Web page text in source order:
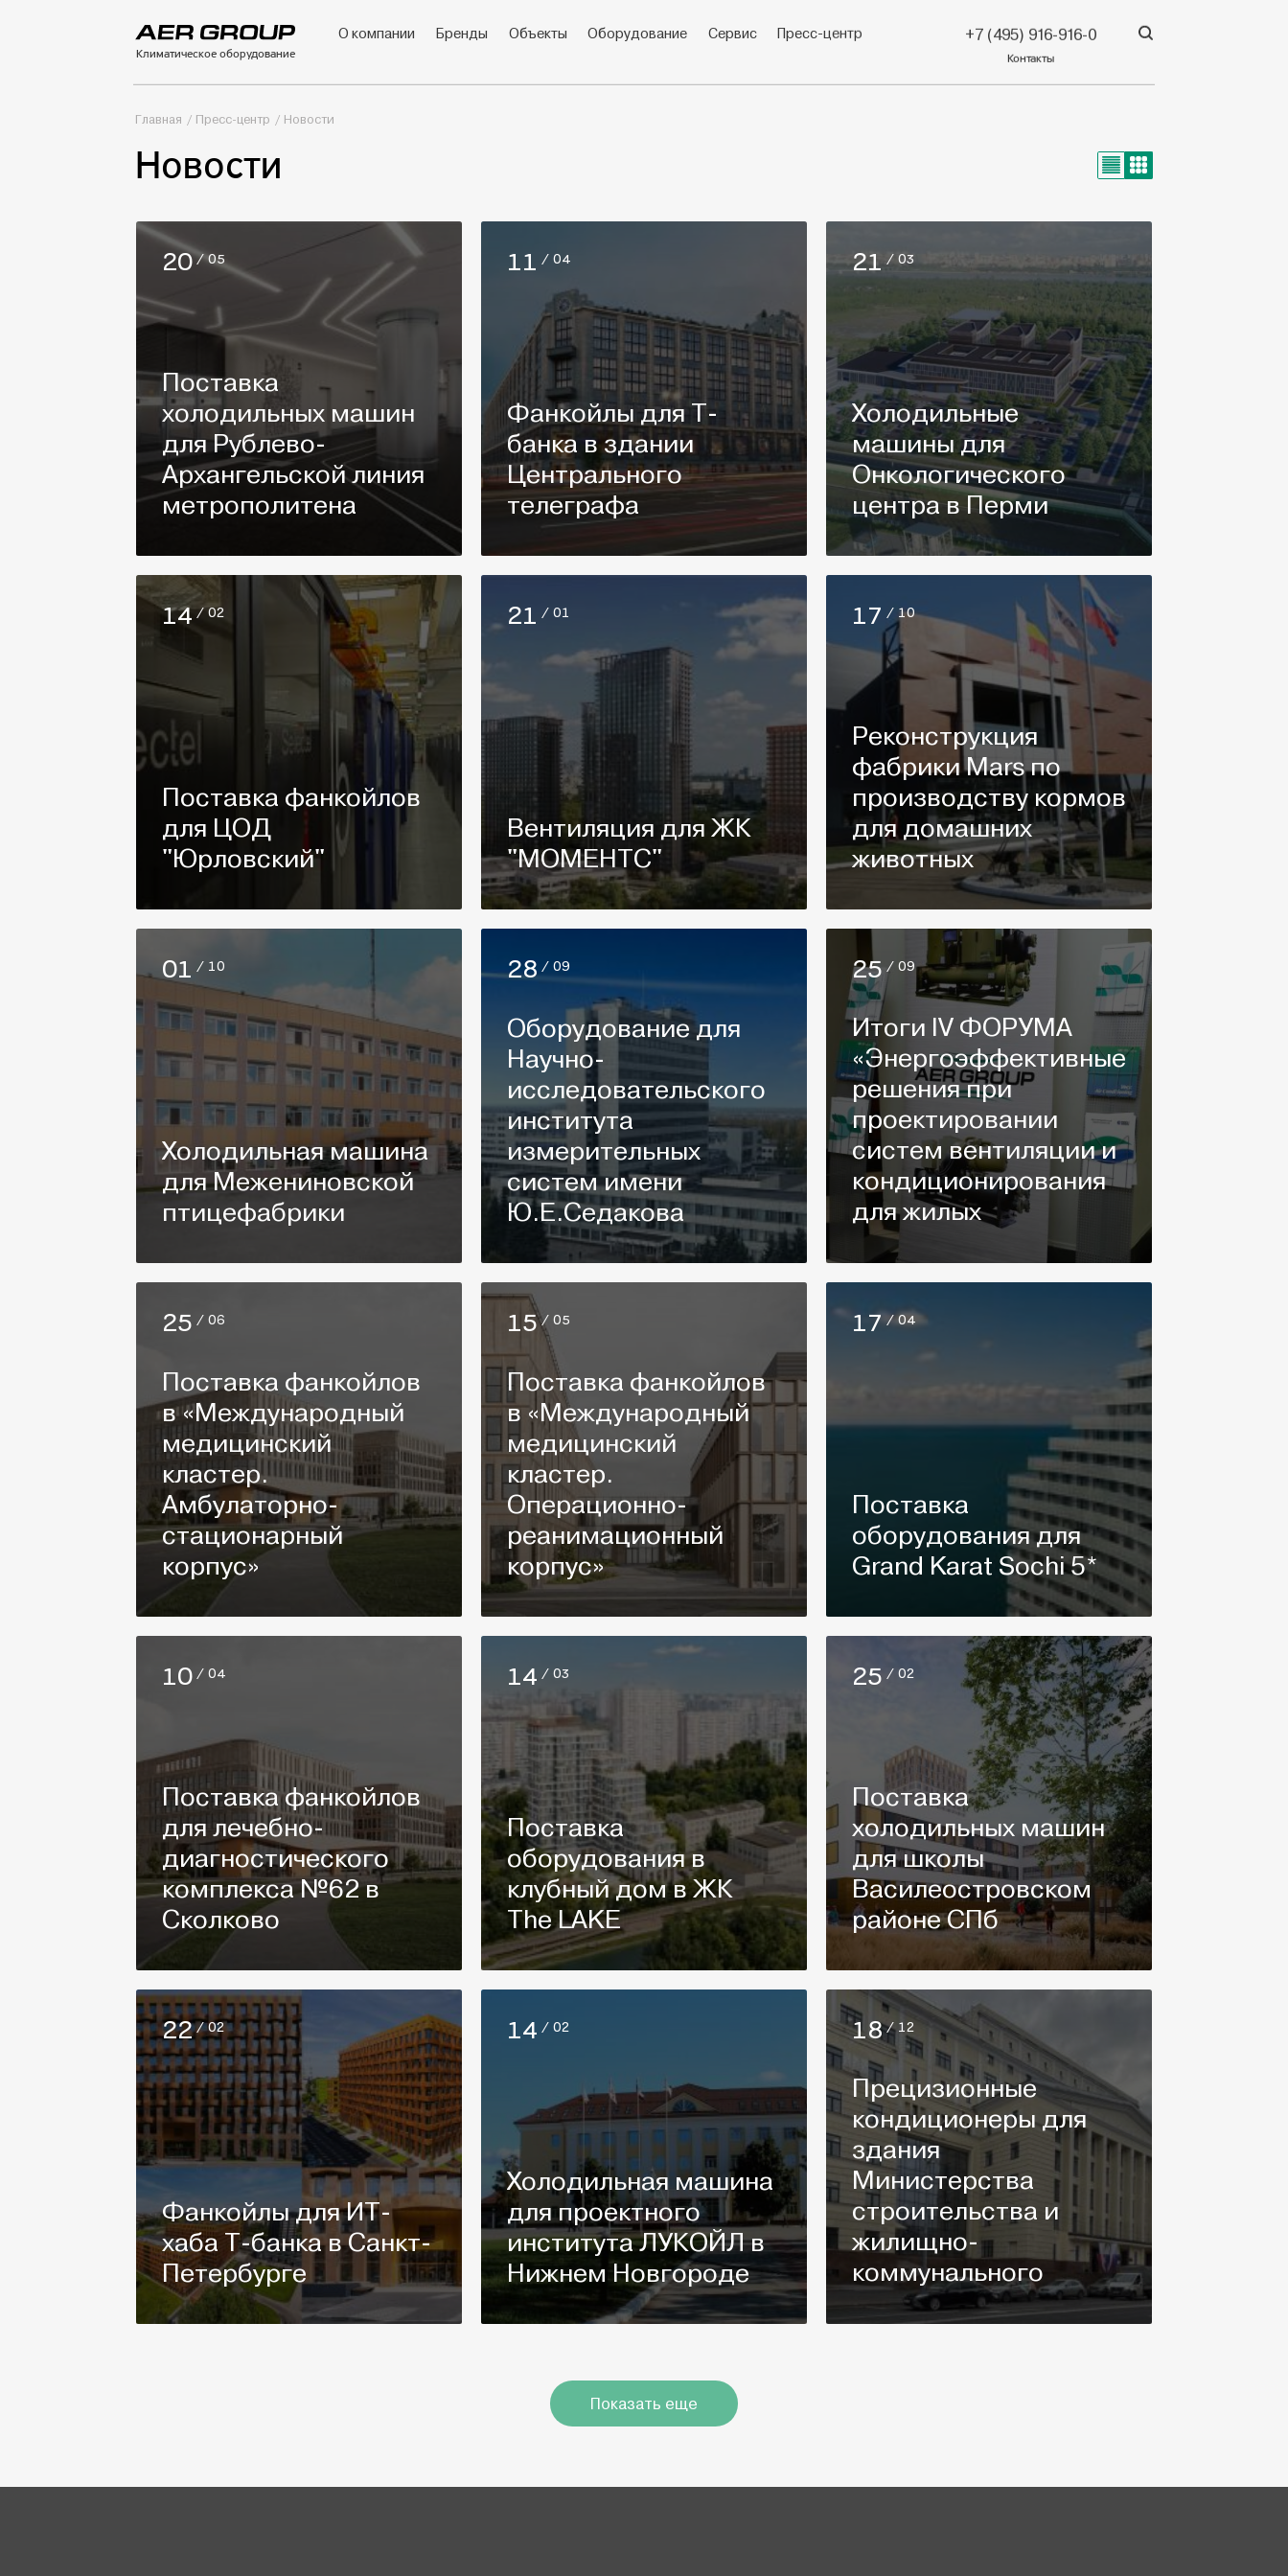
Климатическое оборудование
О компании Бренды Объекты Оборудование Сервис Пресс-центр +7 (495) 916-916-0
Контакты
Главная Пресс-центр Новости
Новости
20 / 05
Поставка
холодильных машин
для Рублево-
Архангельской линия
метрополитена
11 / 04
Фанкойлы для T-
банка в здании
Центрального
телеграфа
21 / 03
Холодильные
машины для
Онкологического
центра в Перми
14 / 02
Поставка фанкойлов
для ЦОД
"Юрловский"
21 / 01
Вентиляция для ЖК
"МОМЕНТС"
17 / 10
Реконструкция
фабрики Mars по
производству кормов
для домашних
животных
01 / 10
Холодильная машина
для Межениновской
птицефабрики
28 / 09
Оборудование для
Научно-
исследовательского
института
измерительных
систем имени
Ю.Е.Седакова
25 / 09
Итоги IV ФОРУМА
«Энергоэффективные
решения при
проектировании
систем вентиляции и
кондиционирования
для жилых
комплексов»
25 / 06
Поставка фанкойлов
в «Международный
медицинский
кластер.
Амбулаторно-
стационарный
корпус»
15 / 05
Поставка фанкойлов
в «Международный
медицинский
кластер.
Операционно-
реанимационный
корпус»
17 / 04
Поставка
оборудования для
Grand Karat Sochi 5*
10 / 04
Поставка фанкойлов
для лечебно-
диагностического
комплекса №62 в
Сколково
14 / 03
Поставка
оборудования в
клубный дом в ЖК
The LAKE
25 / 02
Поставка
холодильных машин
для школы
Василеостровском
районе СПб
22 / 02
Фанкойлы для ИТ-
хаба Т-банка в Санкт-
Петербурге
14 / 02
Холодильная машина
для проектного
института ЛУКОЙЛ в
Нижнем Новгороде
18 / 12
Прецизионные
кондиционеры для
здания
Министерства
строительства и
жилищно-
коммунального
хозяйства
Российской
Показать еще